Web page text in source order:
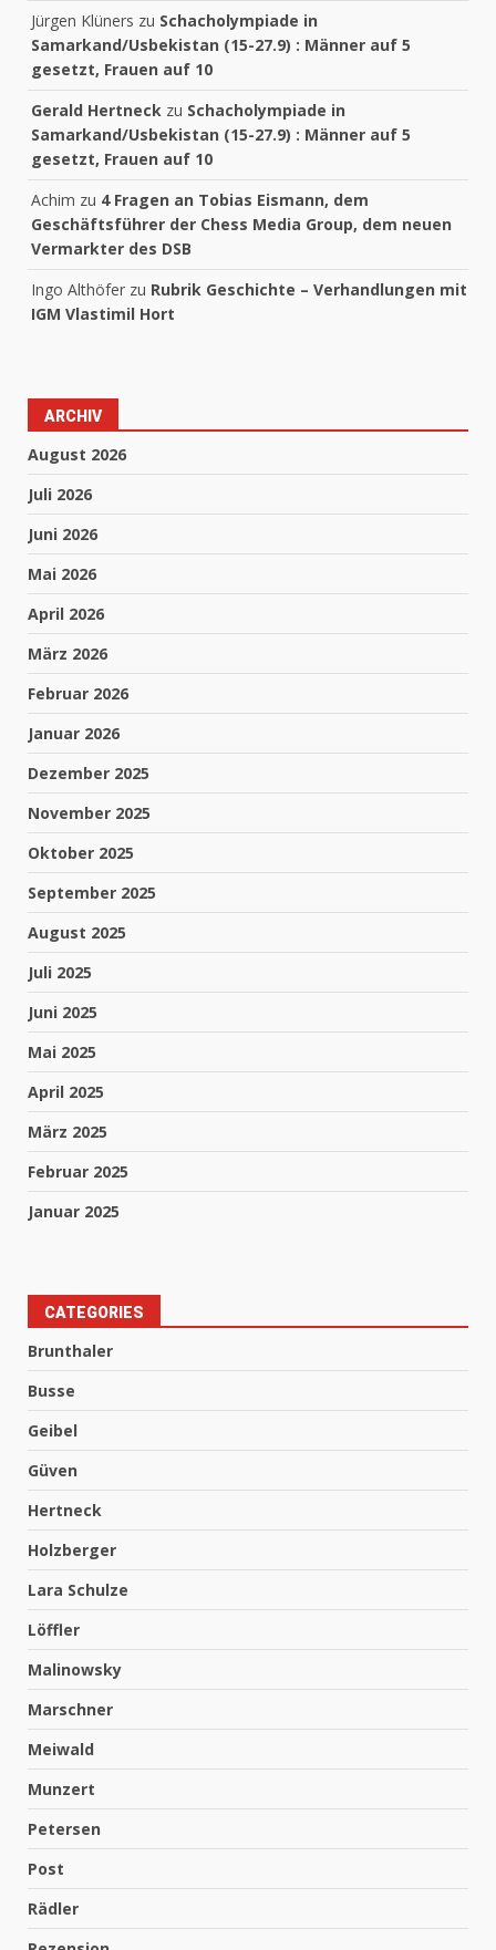
Jürgen Klüners zu Schacholympiade in
Samarkand/Usbekistan (15-27.9) : Männer auf 5
gesetzt, Frauen auf 10
Gerald Hertneck zu Schacholympiade in
Samarkand/Usbekistan (15-27.9) : Männer auf 5
gesetzt, Frauen auf 10
Achim zu 4 Fragen an Tobias Eismann, dem
Geschäftsführer der Chess Media Group, dem neuen
Vermarkter des DSB
Ingo Althöfer zu Rubrik Geschichte – Verhandlungen mit
IGM Vlastimil Hort
ARCHIV
August 2026
Juli 2026
Juni 2026
Mai 2026
April 2026
März 2026
Februar 2026
Januar 2026
Dezember 2025
November 2025
Oktober 2025
September 2025
August 2025
Juli 2025
Juni 2025
Mai 2025
April 2025
März 2025
Februar 2025
Januar 2025
CATEGORIES
Brunthaler
Busse
Geibel
Güven
Hertneck
Holzberger
Lara Schulze
Löffler
Malinowsky
Marschner
Meiwald
Munzert
Petersen
Post
Rädler